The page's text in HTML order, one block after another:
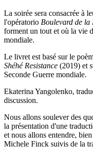
La soirée sera consacrée à
l'opératorio Boulevard de la
forment un tout et où la vie
mondiale.
Le livret est basé sur le
Shéhé Resistance (2019) et
Seconde Guerre mondiale.
Ekaterina Yangolenko,
discussion.
Nous allons soulever des
la présentation d'une
et nous allons entendre,
Michele Finck suivis de la